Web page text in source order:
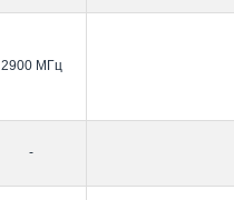
2900 МГц
-